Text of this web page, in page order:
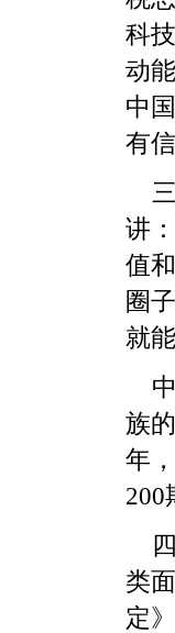
科
动
中
有
讲
值
圈
就
族
年
200
类
定